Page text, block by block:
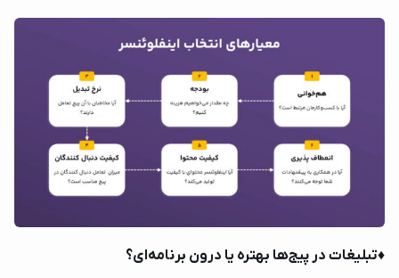
♦️تبلیغات در پیج‌ها بهتره یا درون برنامه‌ای؟